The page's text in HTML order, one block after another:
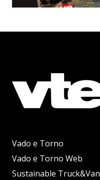
Vado e Torno
Vado e Torno Web
Sustainable Truck&Van